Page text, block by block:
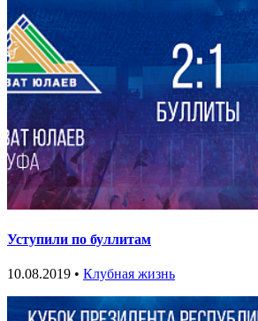
Уступили по буллитам
10.08.2019 • Клубная жизнь